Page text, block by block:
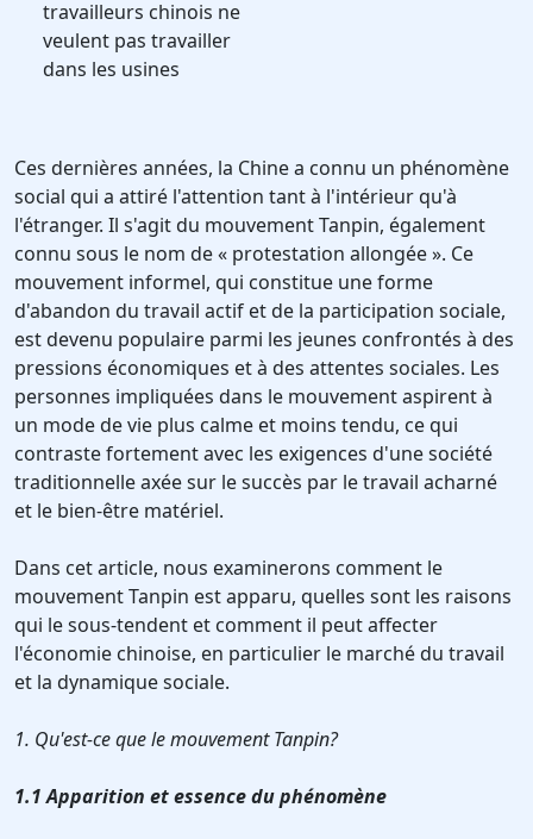
travailleurs chinois ne
veulent pas travailler
dans les usines
Ces dernières années, la Chine a connu un phénomène
social qui a attiré l'attention tant à l'intérieur qu'à
l'étranger. Il s'agit du mouvement Tanpin, également
connu sous le nom de « protestation allongée ». Ce
mouvement informel, qui constitue une forme
d'abandon du travail actif et de la participation sociale,
est devenu populaire parmi les jeunes confrontés à des
pressions économiques et à des attentes sociales. Les
personnes impliquées dans le mouvement aspirent à
un mode de vie plus calme et moins tendu, ce qui
contraste fortement avec les exigences d'une société
traditionnelle axée sur le succès par le travail acharné
et le bien-être matériel.
Dans cet article, nous examinerons comment le
mouvement Tanpin est apparu, quelles sont les raisons
qui le sous-tendent et comment il peut affecter
l'économie chinoise, en particulier le marché du travail
et la dynamique sociale.
1. Qu'est-ce que le mouvement Tanpin?
1.1 Apparition et essence du phénomène